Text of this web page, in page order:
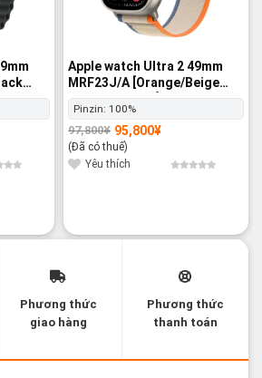
-
Apple watch Ultra 2 49mm
MRF23J/A [Orange/Beige
Trail Loop M/L] GPS+Cellular
- Nguyên hộp
Pinzin: 100%
97,800¥
Giá
gốc
là:
97,800¥.
95,800¥
Giá
hiện
tại
là:
95,800¥.
(Đã có thuế)
Yêu thích
Phương thức
giao hàng
Phương thức
thanh toán